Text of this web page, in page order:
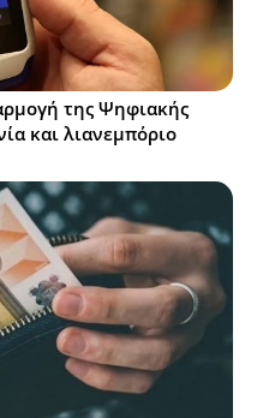
της Ψηφιακής
και λιανεμπόριο